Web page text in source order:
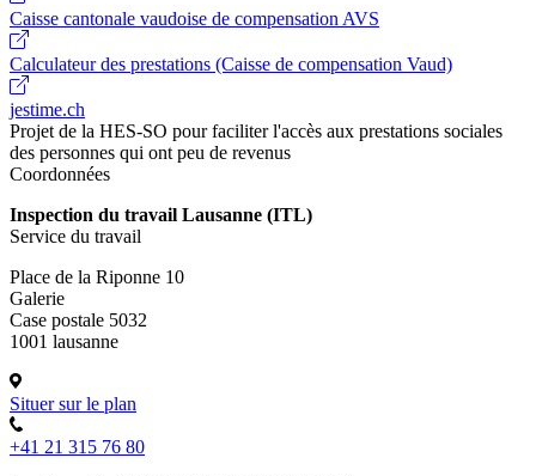
Caisse cantonale vaudoise de compensation AVS
Calculateur des prestations (Caisse de compensation Vaud)
jestime.ch
Projet de la HES-SO pour faciliter l'accès aux prestations sociales
des personnes qui ont peu de revenus
Coordonnées
Inspection du travail Lausanne (ITL)
Service du travail
Place de la Riponne 10
Galerie
Case postale 5032
1001 lausanne
Situer sur le plan
+41 21 315 76 80